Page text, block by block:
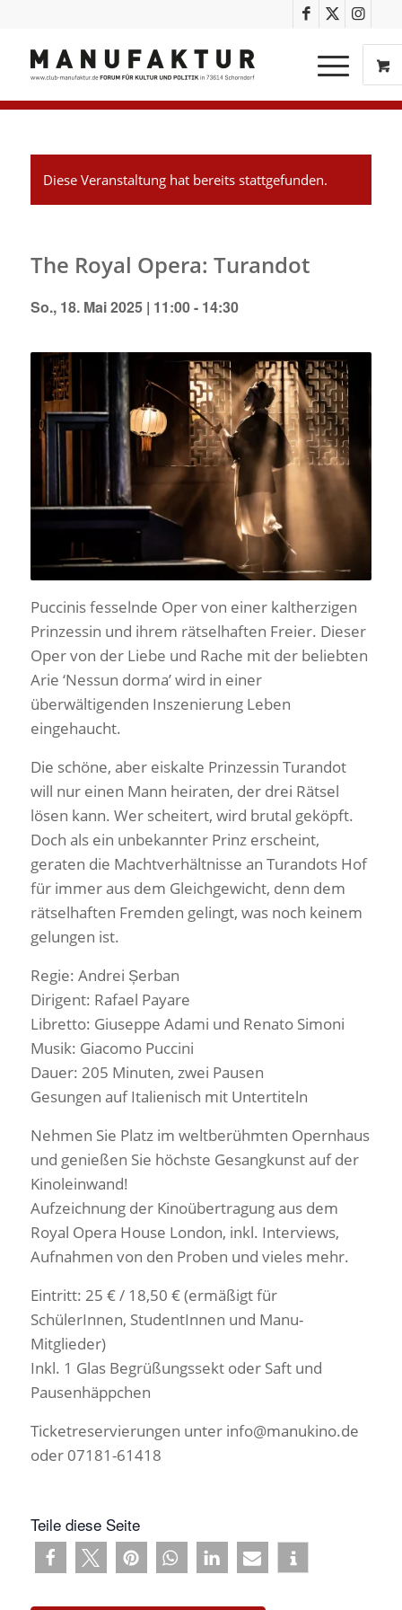
Diese Veranstaltung hat bereits stattgefunden.
The Royal Opera: Turandot
So., 18. Mai 2025 | 11:00- 14:30
Puccinis fesselnde Oper von einer kaltherzigen
Prinzessin und ihrem rätselhaften Freier. Dieser
Oper von der Liebe und Rache mit der beliebten
Arie ‘Nessun dorma’ wird in einer
überwältigenden Inszenierung Leben
eingehaucht.
Die schöne, aber eiskalte Prinzessin Turandot
will nur einen Mann heiraten, der drei Rätsel
lösen kann. Wer scheitert, wird brutal geköpft.
Doch als ein unbekannter Prinz erscheint,
geraten die Machtverhältnisse an Turandots Hof
für immer aus dem Gleichgewicht, denn dem
rätselhaften Fremden gelingt, was noch keinem
gelungen ist.
Regie: Andrei Șerban
Dirigent: Rafael Payare
Libretto: Giuseppe Adami und Renato Simoni
Musik: Giacomo Puccini
Dauer: 205 Minuten, zwei Pausen
Gesungen auf Italienisch mit Untertiteln
Nehmen Sie Platz im weltberühmten Opernhaus
und genießen Sie höchste Gesangkunst auf der
Kinoleinwand!
Aufzeichnung der Kinoübertragung aus dem
Royal Opera House London, inkl. Interviews,
Aufnahmen von den Proben und vieles mehr.
Eintritt: 25 € / 18,50 € (ermäßigt für
SchülerInnen, StudentInnen und Manu-
Mitglieder)
Inkl. 1 Glas Begrüßungssekt oder Saft und
Pausenhäppchen
Ticketreservierungen unter info@manukino.de
oder 07181-61418
Teile diese Seite